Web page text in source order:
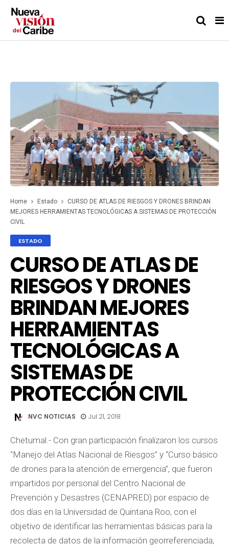
Home Estado
CURSO DE ATLAS DE RIESGOS Y DRONES BRINDAN
MEJORES HERRAMIENTAS TECNOLÓGICAS A SISTEMAS DE PROTECCIÓN
CIVIL
ESTADO
CURSO DE ATLAS DE
RIESGOS Y DRONES
BRINDAN MEJORES
HERRAMIENTAS
TECNOLÓGICAS A
SISTEMAS DE
PROTECCIÓN CIVIL
NVC NOTICIAS Jul 21, 2018
Chetumal.- Con gran participación finalizaron los cursos
“Manejo del Atlas Nacional de Riesgos” y “Curso básico
de drones para la atención de emergencia”, que fueron
impartidos por personal del Centro Nacional de
Prevención y Desastres (CENAPRED) por espacio de
dos días en la Universidad de Quintana Roo, con el
objetivo de identificar las herramientas básicas para la
recolecta de datos de la información georreferenciada,